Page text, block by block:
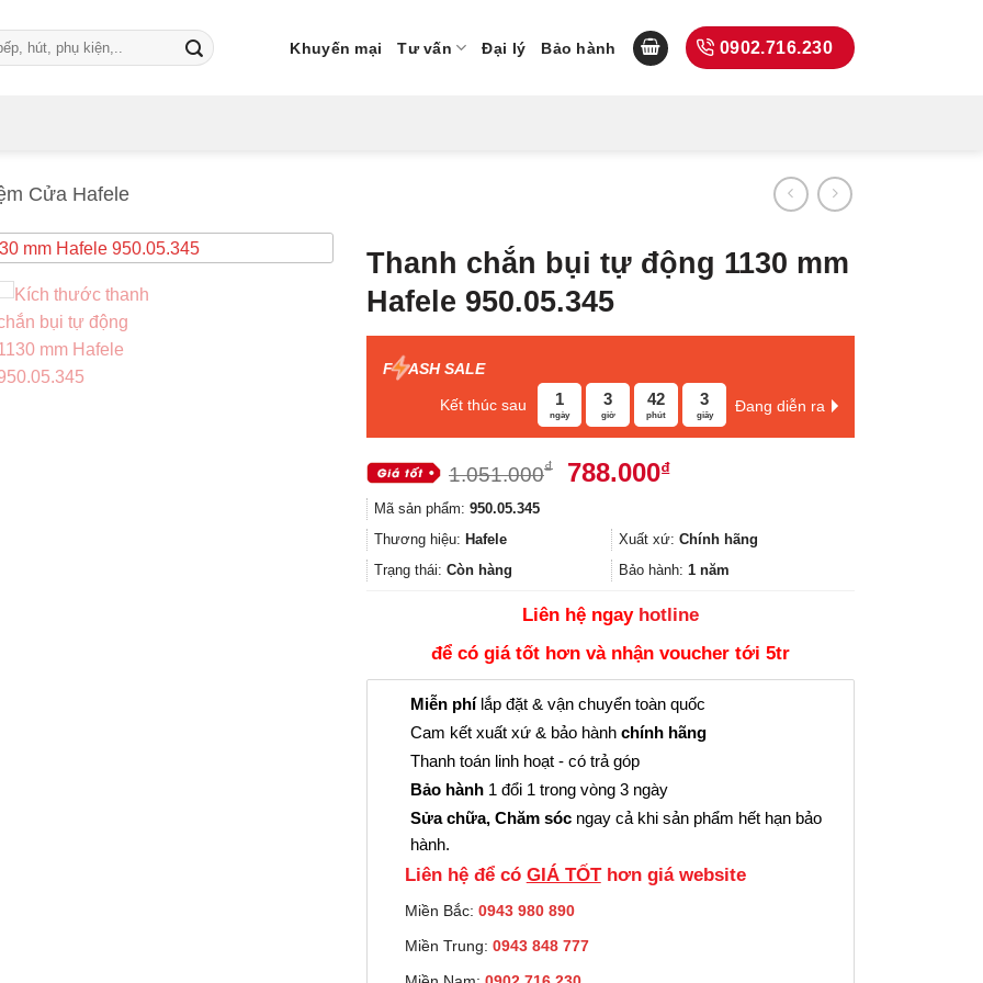
Khuyến mại Tư vấn Đại lý Bảo hành 0902.716.230
Cửa Hafele
Thanh chắn bụi tự động 1130 mm
Hafele 950.05.345
F ASH SALE
Kết thúc sau 1
ngày
3
giờ
42
phút
2
giây
Đang diễn ra
1.051.000₫
Giá
1.051.000₫.
788.000₫Giá
là:
788.000₫.
Mã sản phẩm: 950.05.345
Thương hiệu: Hafele Xuất xứ: Chính hãng
Trạng thái: Còn hàng Bảo hành: 1 năm
Liên hệ ngay hotline
để có giá tốt hơn và nhận voucher tới 5tr
Miễn phílắp đặt & vận chuyển toàn quốc
Cam kết xuất xứ & bảo hành chính hãng
Thanh toán linh hoạt - có trả góp
Bảo hành 1 đổi 1 trong vòng 3 ngày
Sửa chữa, Chăm sóc ngay cả khi sản phẩm hết hạn bảo
hành.
Liên hệ để có GIÁ TỐThơn giá website
Miền Bắc: 0943 980 890
Miền Trung: 0943 848 777